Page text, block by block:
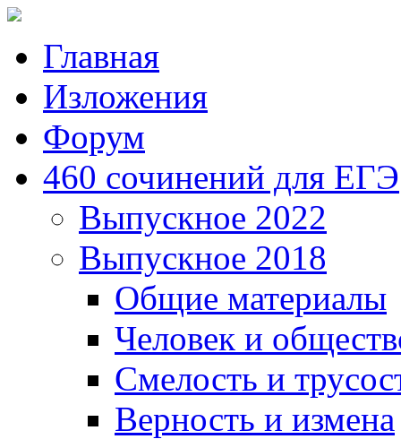
Главная
Изложения
Форум
460 сочинений для ЕГЭ
Выпускное 2022
Выпускное 2018
Общие материалы
Человек и
Смелость и
Верность и измена